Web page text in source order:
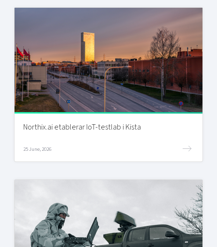
Northix.ai etablerar IoT-testlab i Kista
25 June, 2026